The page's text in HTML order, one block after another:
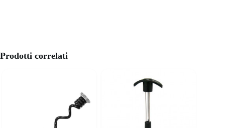
Prodotti correlati